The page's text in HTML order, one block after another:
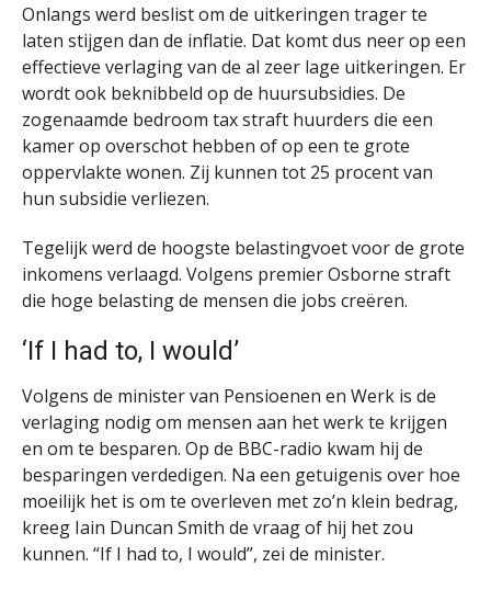
Onlangs werd beslist om de uitkeringen trager te
laten stijgen dan de inflatie. Dat komt dus neer op een
effectieve verlaging van de al zeer lage uitkeringen. Er
wordt ook beknibbeld op de huursubsidies. De
zogenaamde bedroom tax straft huurders die een
kamer op overschot hebben of op een te grote
oppervlakte wonen. Zij kunnen tot 25 procent van
hun subsidie verliezen.
Tegelijk werd de hoogste belastingvoet voor de grote
inkomens verlaagd. Volgens premier Osborne straft
die hoge belasting de mensen die jobs creëren.
‘If I had to, I would’
Volgens de minister van Pensioenen en Werk is de
verlaging nodig om mensen aan het werk te krijgen
en om te besparen. Op de BBC-radio kwam hij de
besparingen verdedigen. Na een getuigenis over hoe
moeilijk het is om te overleven met zo’n klein bedrag,
kreeg Iain Duncan Smith de vraag of hij het zou
kunnen. “If I had to, I would”, zei de minister.